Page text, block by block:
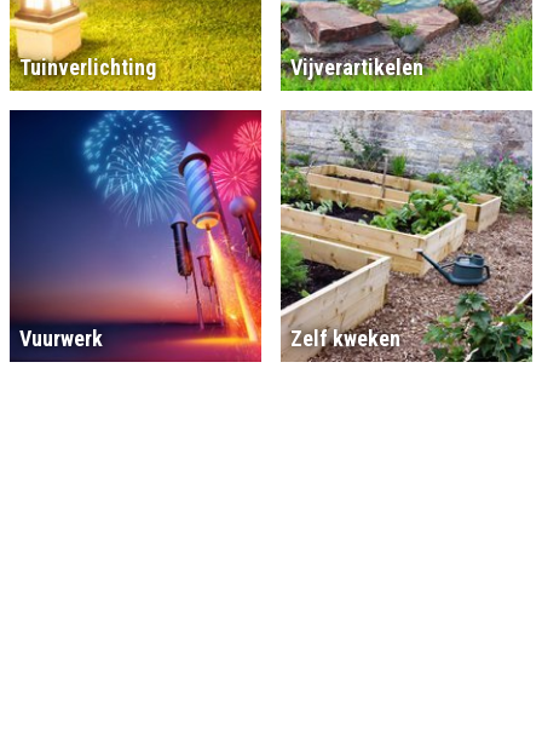
Tuinverlichting Vijverartikelen
Vuurwerk Zelf kweken